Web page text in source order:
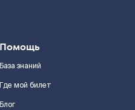
Помощь
База знаний
Где мой билет
Блог